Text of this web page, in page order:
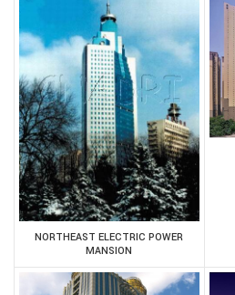
NORTHEAST ELECTRIC POWER
MANSION